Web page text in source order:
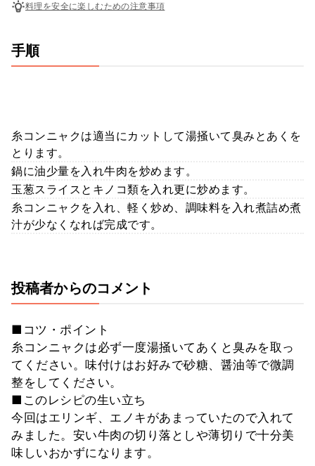
料理を安全に楽しむための注意事項
手順
糸コンニャクは適当にカットして湯掻いて臭みとあくを
とります。
鍋に油少量を入れ牛肉を炒めます。
玉葱スライスとキノコ類を入れ更に炒めます。
糸コンニャクを入れ、軽く炒め、調味料を入れ煮詰め煮
汁が少なくなれば完成です。
投稿者からのコメント
■コツ・ポイント
糸コンニャクは必ず一度湯掻いてあくと臭みを取っ
てください。味付けはお好みで砂糖、醤油等で微調
整をしてください。
■このレシピの生い立ち
今回はエリンギ、エノキがあまっていたので入れて
みました。安い牛肉の切り落としや薄切りで十分美
味しいおかずになります。